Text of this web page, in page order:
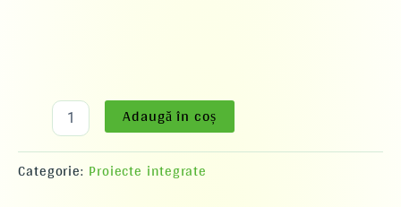
Adaugă în coș
Categorie: Proiecte integrate